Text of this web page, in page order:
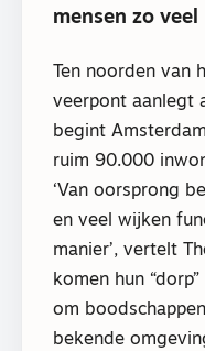
mensen zo veel
Ten noorden van
veerpont aanlegt
begint
ruim 90.000
‘Van oorsprong
en veel wijken
manier’, vertelt
komen hun
om
bekende